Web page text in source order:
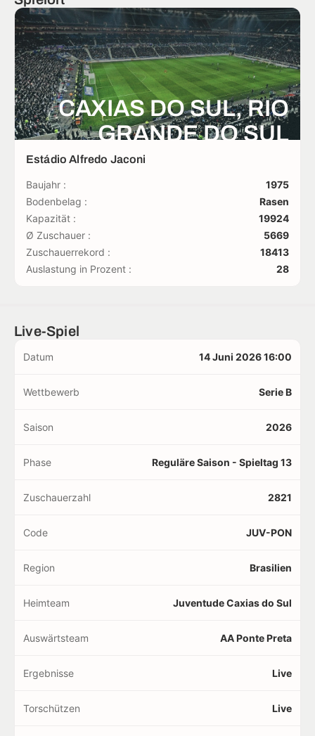
CAXIAS DO SUL, RIO
GRANDE DO SUL
Estádio Alfredo Jaconi
Baujahr :
1975
Bodenbelag :
Rasen
Kapazität :
19924
Ø Zuschauer :
5669
Zuschauerrekord :
18413
Auslastung in Prozent :
28
Live-Spiel
Datum 14 Juni 2026 16:00
Wettbewerb Serie B
Saison 2026
Phase Reguläre Saison - Spieltag 13
Zuschauerzahl 2821
Code JUV-PON
Region Brasilien
Heimteam Juventude Caxias do Sul
Auswärtsteam AA Ponte Preta
Ergebnisse Live
Torschützen Live